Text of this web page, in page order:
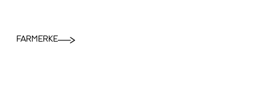
FARMERKE